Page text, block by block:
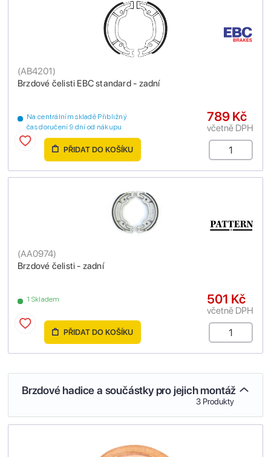
Brzdové čelisti EBC standard - zadní
(AB4201)
Na centrálním skladě Přibližný
čas doručení 9 dní od nákupu
789 Kč
včetně DPH
PŘIDAT DO KOŠÍKU
Brzdové čelisti - zadní
(AA0974)
1 Skladem 501 Kč
včetně DPH
PŘIDAT DO KOŠÍKU
Brzdové hadice a součástky pro jejich montáž
3 Produkty